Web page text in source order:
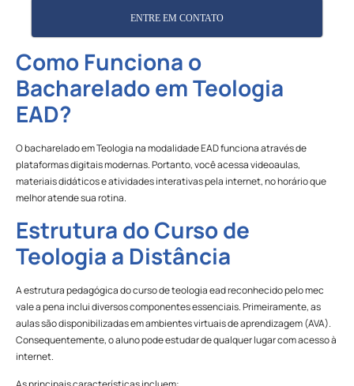
ENTRE EM CONTATO
Como Funciona o
Bacharelado em Teologia
EAD?
O bacharelado em Teologia na modalidade EAD funciona através de
plataformas digitais modernas. Portanto, você acessa videoaulas,
materiais didáticos e atividades interativas pela internet, no horário que
melhor atende sua rotina.
Estrutura do Curso de
Teologia a Distância
A estrutura pedagógica do curso de teologia ead reconhecido pelo mec
vale a pena inclui diversos componentes essenciais. Primeiramente, as
aulas são disponibilizadas em ambientes virtuais de aprendizagem (AVA).
Consequentemente, o aluno pode estudar de qualquer lugar com acesso à
internet.